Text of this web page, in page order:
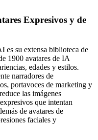
Expresivos y de
es su extensa biblioteca de
1900 avatares de IA
edades y estilos.
narradores de
portavoces de marketing y
las imágenes
que intentan
de avatares de
faciales y